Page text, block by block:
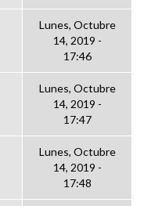
Lunes, Octubre
14, 2019 -
17:46
Lunes, Octubre
14, 2019 -
17:47
Lunes, Octubre
14, 2019 -
17:48